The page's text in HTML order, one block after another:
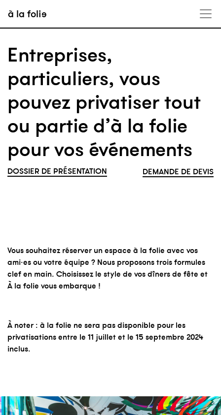
à la folie
Entreprises,
particuliers, vous
pouvez privatiser tout
ou partie d’à la folie
pour vos événements
DOSSIER DE PRÉSENTATION DEMANDE DE DEVIS
Vous souhaitez réserver un espace à la folie avec vos
ami·es ou votre équipe ? Nous proposons trois formules
clef en main. Choisissez le style de vos dîners de fête et
À la folie vous embarque !
À noter : à la folie ne sera pas disponible pour les
privatisations entre le 11 juillet et le 15 septembre 2024
inclus.